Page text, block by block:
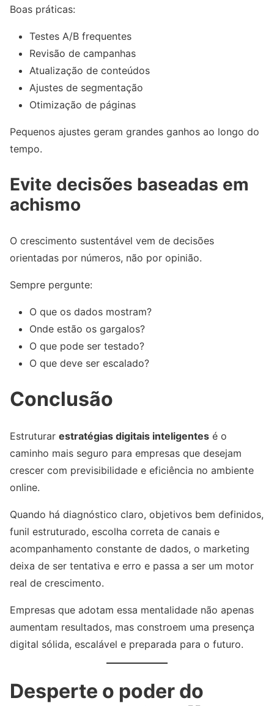
Boas práticas:
Testes A/B frequentes
Revisão de campanhas
Atualização de conteúdos
Ajustes de segmentação
Otimização de páginas
Pequenos ajustes geram grandes ganhos ao longo do
tempo.
Evite decisões baseadas em
achismo
O crescimento sustentável vem de decisões
orientadas por números, não por opinião.
Sempre pergunte:
O que os dados mostram?
Onde estão os gargalos?
O que pode ser testado?
O que deve ser escalado?
Conclusão
Estruturar estratégias digitais inteligentes é o
caminho mais seguro para empresas que desejam
crescer com previsibilidade e eficiência no ambiente
online.
Quando há diagnóstico claro, objetivos bem definidos,
funil estruturado, escolha correta de canais e
acompanhamento constante de dados, o marketing
deixa de ser tentativa e erro e passa a ser um motor
real de crescimento.
Empresas que adotam essa mentalidade não apenas
aumentam resultados, mas constroem uma presença
digital sólida, escalável e preparada para o futuro.
Desperte o poder do